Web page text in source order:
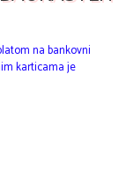
na bankovni
karticama je